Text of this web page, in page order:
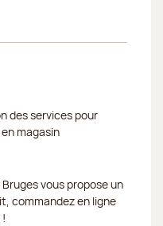
des services pour
magasin
vous propose un
commandez en ligne